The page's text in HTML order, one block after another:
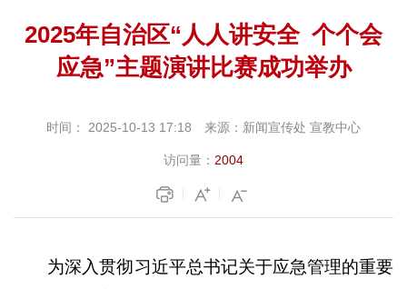
2025年自治区“人人讲安全 个个会
应急”主题演讲比赛成功举办
时间： 2025-10-13 17:18 来源： 新闻宣传处 宣教中心
访问量： 2004
为深入贯彻习近平总书记关于应急管理的重要